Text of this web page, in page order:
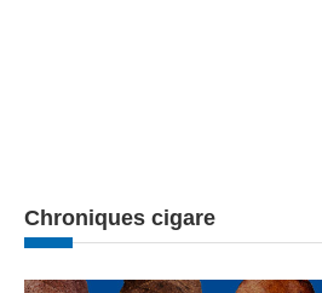
Chroniques cigare